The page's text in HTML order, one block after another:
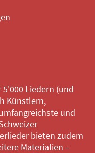
Liedern (und
Künstlern,
und
bieten zudem
Materialien –